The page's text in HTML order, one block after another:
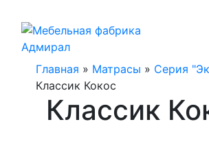
Главная » Матрасы » Серия
Классик Кокос
Классик